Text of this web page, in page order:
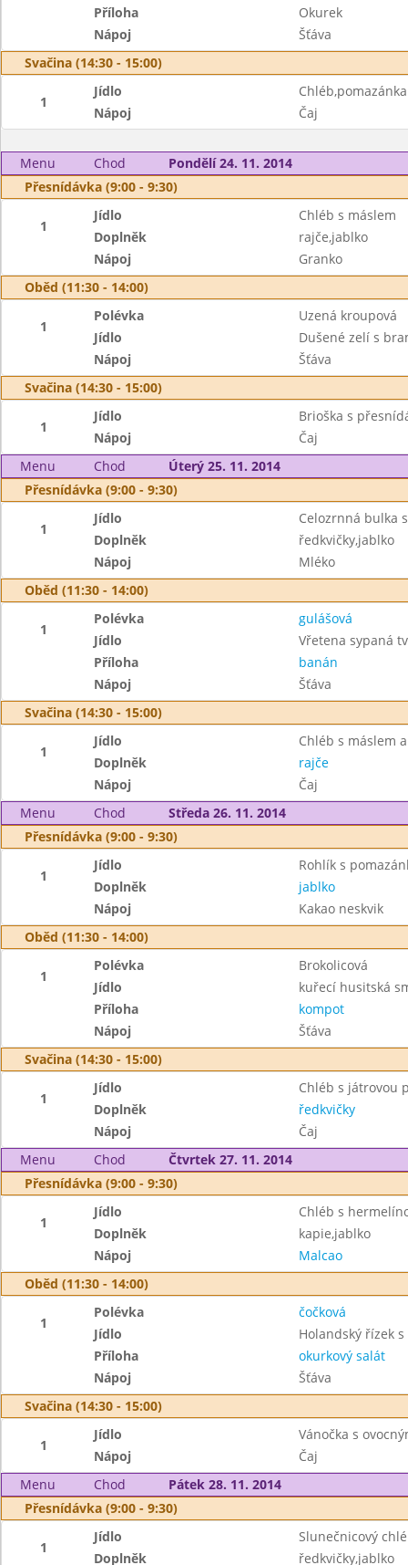
Příloha
Okurek
Nápoj
Šťáva
Svačina (14:30 - 15:00)
1
Jídlo
Nápoj
Čaj
Menu Chod
Pondělí 24. 11. 2014
Přesnídávka (9:00 - 9:30)
1
Jídlo
Chléb s máslem
Doplněk
rajče,jablko
Nápoj
Granko
Oběd (11:30 - 14:00)
1
Polévka
Uzená kroupová
Jídlo
Dušené zelí s
Nápoj
Šťáva
Svačina (14:30 - 15:00)
1
Jídlo
Brioška s
Nápoj
Čaj
Menu
Chod
Úterý 25. 11. 2014
Přesnídávka (9:00 - 9:30)
1
Jídlo
Celozrnná bulka
Doplněk
ředkvičky,jablko
Nápoj
Mléko
Oběd (11:30 - 14:00)
1
Polévka
gulášová
Jídlo
Vřetena sypaná
Příloha
banán
Nápoj
Šťáva
Svačina (14:30 - 15:00)
1
Jídlo
Chléb s máslem
Doplněk
rajče
Nápoj
Čaj
Menu
Chod
Středa 26. 11. 2014
Přesnídávka (9:00 - 9:30)
1
Jídlo
Rohlík s
Doplněk
jablko
Nápoj
Kakao neskvik
Oběd (11:30 - 14:00)
1
Polévka
Brokolicová
Jídlo
kuřecí husitská
Příloha
kompot
Nápoj
Šťáva
Svačina (14:30 - 15:00)
1
Jídlo
Chléb s játrovou
Doplněk
ředkvičky
Nápoj
Čaj
Menu
Chod
Čtvrtek 27. 11. 2014
Přesnídávka (9:00 - 9:30)
1
Jídlo
Chléb s
Doplněk
kapie,jablko
Nápoj
Malcao
Oběd (11:30 - 14:00)
1
Polévka
čočková
Jídlo
Holandský řízek
Příloha
okurkový salát
Nápoj
Šťáva
Svačina (14:30 - 15:00)
1
Jídlo
Vánočka s
Nápoj
Čaj
Menu
Chod
Pátek 28. 11. 2014
Přesnídávka (9:00 - 9:30)
1
Jídlo
Slunečnicový
Doplněk
ředkvičky,jablko